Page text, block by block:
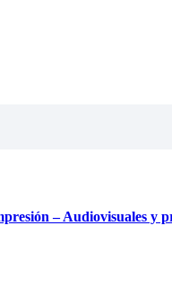
– Audiovisuales y